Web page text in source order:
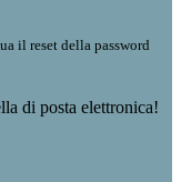
il reset della password
di posta elettronica!